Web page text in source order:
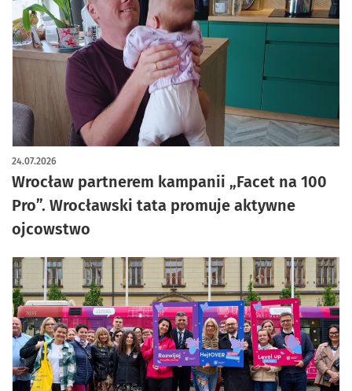
Wrocław partnerem kampanii „Facet na 100
Pro”. Wrocławski tata promuje aktywne
ojcowstwo
24.07.2026